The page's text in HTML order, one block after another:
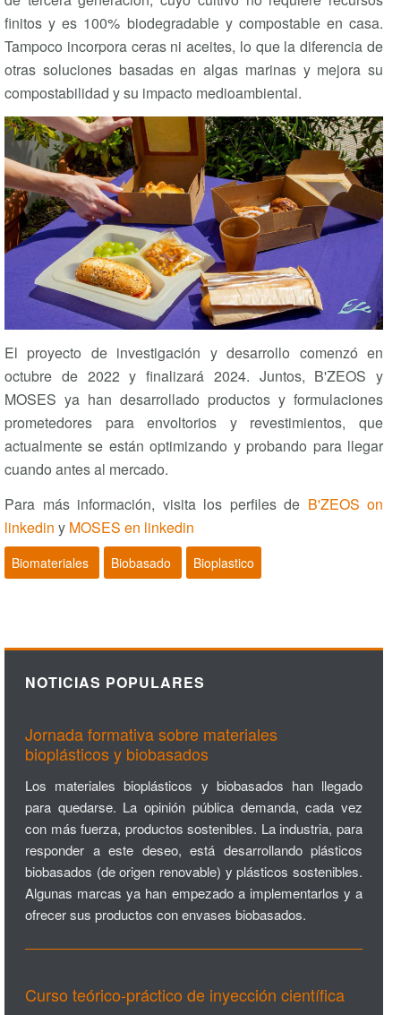
finitos y es 100% biodegradable y compostable en casa.
Tampoco incorpora ceras ni aceites, lo que la diferencia de
otras soluciones basadas en algas marinas y mejora su
compostabilidad y su impacto medioambiental.
El proyecto de investigación y desarrollo comenzó en
octubre de 2022 y finalizará 2024. Juntos, B'ZEOS y
MOSES ya han desarrollado productos y formulaciones
prometedores para envoltorios y revestimientos, que
actualmente se están optimizando y probando para llegar
cuando antes al mercado.
Para más información, visita los perfiles de B'ZEOS on
linkedin y MOSES en linkedin
Biomateriales Biobasado Bioplastico
NOTICIAS POPULARES
Jornada formativa sobre materiales
bioplásticos y biobasados
Los materiales bioplásticos y biobasados han llegado
para quedarse. La opinión pública demanda, cada vez
con más fuerza, productos sostenibles. La industria, para
responder a este deseo, está desarrollando plásticos
biobasados (de origen renovable) y plásticos sostenibles.
Algunas marcas ya han empezado a implementarlos y a
ofrecer sus productos con envases biobasados.
Curso teórico-práctico de inyección científica